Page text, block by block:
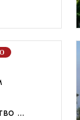
...